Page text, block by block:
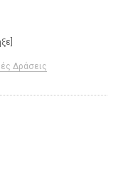
Δράσεις